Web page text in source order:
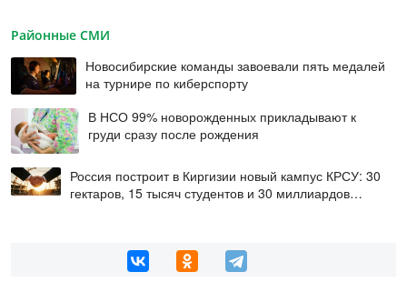
Районные СМИ
Новосибирские команды завоевали пять медалей
на турнире по киберспорту
В НСО 99% новорожденных прикладывают к
груди сразу после рождения
Россия построит в Киргизии новый кампус КРСУ: 30
гектаров, 15 тысяч студентов и 30 миллиардов